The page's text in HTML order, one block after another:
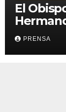
El
Calvario
PRENSA